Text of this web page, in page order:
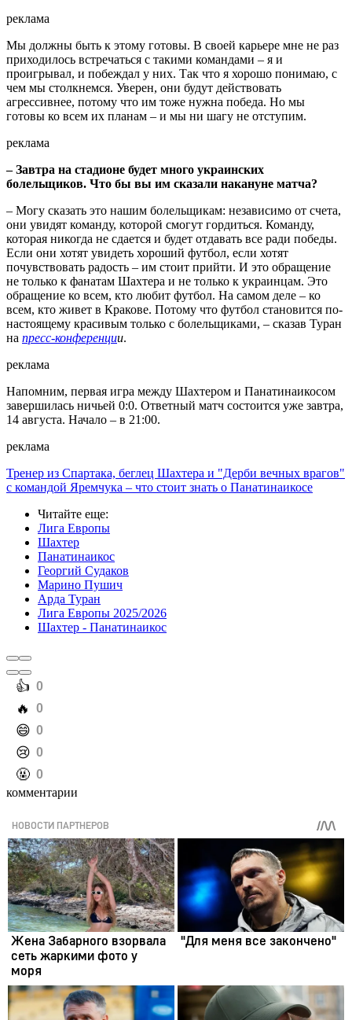
реклама
Мы должны быть к этому готовы. В своей карьере мне не раз
приходилось встречаться с такими командами – я и
проигрывал, и побеждал у них. Так что я хорошо понимаю, с
чем мы столкнемся. Уверен, они будут действовать
агрессивнее, потому что им тоже нужна победа. Но мы
готовы ко всем их планам – и мы ни шагу не отступим.
реклама
– Завтра на стадионе будет много украинских
болельщиков. Что бы вы им сказали накануне матча?
– Могу сказать это нашим болельщикам: независимо от счета,
они увидят команду, которой смогут гордиться. Команду,
которая никогда не сдается и будет отдавать все ради победы.
Если они хотят увидеть хороший футбол, если хотят
почувствовать радость – им стоит прийти. И это обращение
не только к фанатам Шахтера и не только к украинцам. Это
обращение ко всем, кто любит футбол. На самом деле – ко
всем, кто живет в Кракове. Потому что футбол становится по-
настоящему красивым только с болельщиками, – сказав Туран
на пресс-конференции.
реклама
Напомним, первая игра между Шахтером и Панатинаикосом
завершилась ничьей 0:0. Ответный матч состоится уже завтра,
14 августа. Начало – в 21:00.
реклама
Тренер из Спартака, беглец Шахтера и "Дерби вечных врагов"
с командой Яремчука – что стоит знать о Панатинаикосе
Читайте еще:
Лига Европы
Шахтер
Панатинаикос
Георгий Судаков
Марино Пушич
Арда Туран
Лига Европы 2025/2026
Шахтер - Панатинаикос
️👍 0
️🔥 0
️😄 0
️😢 0
️🤬 0
комментарии